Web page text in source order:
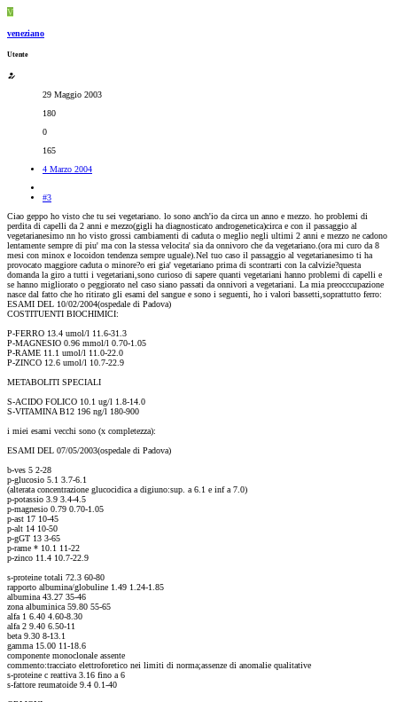
V
veneziano
Utente
29 Maggio 2003
180
0
165
4 Marzo 2004
#3
Ciao geppo ho visto che tu sei vegetariano. lo sono anch'io da circa un anno e mezzo. ho problemi di
perdita di capelli da 2 anni e mezzo(gigli ha diagnosticato androgenetica)circa e con il passaggio al
vegetarianesimo nn ho visto grossi cambiamenti di caduta o meglio negli ultimi 2 anni e mezzo ne cadono
lentamente sempre di piu' ma con la stessa velocita' sia da onnivoro che da vegetariano.(ora mi curo da 8
mesi con minox e locoidon tendenza sempre uguale).Nel tuo caso il passaggio al vegetarianesimo ti ha
provocato maggiore caduta o minore?o eri gia' vegetariano prima di scontrarti con la calvizie?questa
domanda la giro a tutti i vegetariani,sono curioso di sapere quanti vegetariani hanno problemi di capelli e
se hanno migliorato o peggiorato nel caso siano passati da onnivori a vegetariani. La mia preocccupazione
nasce dal fatto che ho ritirato gli esami del sangue e sono i seguenti, ho i valori bassetti,soprattutto ferro:
ESAMI DEL 10/02/2004(ospedale di Padova)
COSTITUENTI BIOCHIMICI:
P-FERRO 13.4 umol/l 11.6-31.3
P-MAGNESIO 0.96 mmol/l 0.70-1.05
P-RAME 11.1 umol/l 11.0-22.0
P-ZINCO 12.6 umol/l 10.7-22.9
METABOLITI SPECIALI
S-ACIDO FOLICO 10.1 ug/l 1.8-14.0
S-VITAMINA B12 196 ng/l 180-900
i miei esami vecchi sono (x completezza):
ESAMI DEL 07/05/2003(ospedale di Padova)
b-ves 5 2-28
p-glucosio 5.1 3.7-6.1
(alterata concentrazione glucocidica a digiuno:sup. a 6.1 e inf a 7.0)
p-potassio 3.9 3.4-4.5
p-magnesio 0.79 0.70-1.05
p-ast 17 10-45
p-alt 14 10-50
p-gGT 13 3-65
p-rame * 10.1 11-22
p-zinco 11.4 10.7-22.9
s-proteine totali 72.3 60-80
rapporto albumina/globuline 1.49 1.24-1.85
albumina 43.27 35-46
zona albuminica 59.80 55-65
alfa 1 6.40 4.60-8.30
alfa 2 9.40 6.50-11
beta 9.30 8-13.1
gamma 15.00 11-18.6
componente monoclonale assente
commento:tracciato elettroforetico nei limiti di norma;assenze di anomalie qualitative
s-proteine c reattiva 3.16 fino a 6
s-fattore reumatoide 9.4 0.1-40